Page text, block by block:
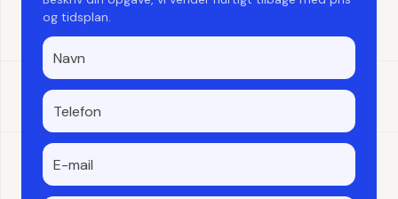
og tidsplan.